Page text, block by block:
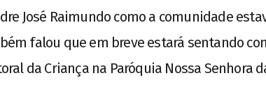
José Raimundo como a comunidade
falou que em breve estará sentando
da Criança na Paróquia Nossa Senhora